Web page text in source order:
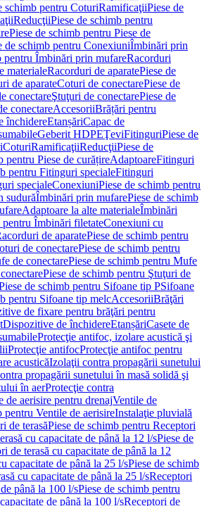
schimb pentru CoturiRamificaţiiPiese de
ReducţiiPiese de schimb pentru
Piese de schimb pentru Piese de
de schimb pentru ConexiuniÎmbinări prin
pentru Îmbinări prin mufareRacorduri
materialeRacorduri de aparatePiese de
de aparateCoturi de conectarePiese de
conectareŞtuţuri de conectarePiese de
conectareAccesoriiBrățări pentru
închidereEtanșăriCapac de
Geberit HDPEŢeviFitinguriPiese de
CoturiRamificaţiiReducţiiPiese de
pentru Piese de curățireAdaptoareFitinguri
pentru Fitinguri specialeFitinguri
specialeConexiuniPiese de schimb pentru
sudurăÎmbinări prin mufarePiese de schimb
Adaptoare la alte materialeÎmbinări
pentru Îmbinări filetateConexiuni cu
de aparatePiese de schimb pentru
de conectarePiese de schimb pentru
de conectarePiese de schimb pentru Mufe
Piese de schimb pentru Ştuţuri de
de schimb pentru Sifoane tip PSifoane
pentru Sifoane tip melcAccesoriiBrăţări
de fixare pentru brăţări pentru
Dispozitive de închidereEtanșăriCasete de
Protecţie antifoc, izolare acustică şi
Protecţie antifocProtecţie antifoc pentru
acusticăIzolaţii contra propagării sunetului
propagării sunetului în masă solidă şi
în aerProtecţie contra
de aerisire pentru drenajVentile de
pentru Ventile de aerisireInstalaţie pluvială
de terasăPiese de schimb pentru Receptori
cu capacitate de până la 12 l/sPiese de
de terasă cu capacitate de până la 12
capacitate de până la 25 l/sPiese de schimb
cu capacitate de până la 25 l/sReceptori
până la 100 l/sPiese de schimb pentru
de până la 100 l/sReceptori de